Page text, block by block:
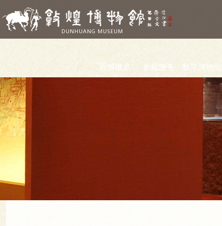
敦博概览 参观服务 数字博物馆